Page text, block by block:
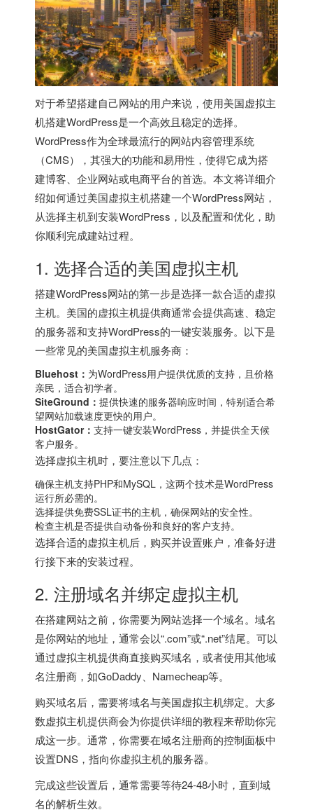
对于希望搭建自己网站的用户来说，使用美国虚拟主
机搭建WordPress是一个高效且稳定的选择。
WordPress作为全球最流行的网站内容管理系统
（CMS），其强大的功能和易用性，使得它成为搭
建博客、企业网站或电商平台的首选。本文将详细介
绍如何通过美国虚拟主机搭建一个WordPress网站，
从选择主机到安装WordPress，以及配置和优化，助
你顺利完成建站过程。
1. 选择合适的美国虚拟主机
搭建WordPress网站的第一步是选择一款合适的虚拟
主机。美国的虚拟主机提供商通常会提供高速、稳定
的服务器和支持WordPress的一键安装服务。以下是
一些常见的美国虚拟主机服务商：
Bluehost： 为WordPress用户提供优质的支持，且价格
亲民，适合初学者。
SiteGround： 提供快速的服务器响应时间，特别适合希
望网站加载速度更快的用户。
HostGator： 支持一键安装WordPress，并提供全天候
客户服务。
选择虚拟主机时，要注意以下几点：
确保主机支持PHP和MySQL，这两个技术是WordPress
运行所必需的。
选择提供免费SSL证书的主机，确保网站的安全性。
检查主机是否提供自动备份和良好的客户支持。
选择合适的虚拟主机后，购买并设置账户，准备好进
行接下来的安装过程。
2. 注册域名并绑定虚拟主机
在搭建网站之前，你需要为网站选择一个域名。域名
是你网站的地址，通常会以“.com”或“.net”结尾。可以
通过虚拟主机提供商直接购买域名，或者使用其他域
名注册商，如GoDaddy、Namecheap等。
购买域名后，需要将域名与美国虚拟主机绑定。大多
数虚拟主机提供商会为你提供详细的教程来帮助你完
成这一步。通常，你需要在域名注册商的控制面板中
设置DNS，指向你虚拟主机的服务器。
完成这些设置后，通常需要等待24-48小时，直到域
名的解析生效。